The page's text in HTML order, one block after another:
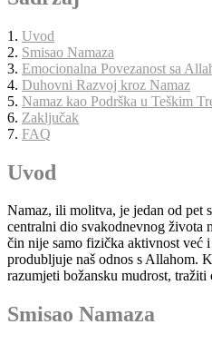
1. Uvod
2. Smisao Namaza
3. Emocionalna Povezanost sa
4. Duhovni Razvoj kroz Namaz
5. Namaz kao Podrška u Teškim
6. Zaključak
7. FAQ
Uvod
Namaz, ili molitva, je jedan od pet
centralni dio svakodnevnog života
čin nije samo fizička aktivnost već
produbljuje naš odnos s Allahom.
razumjeti božansku mudrost,
Smisao Namaza